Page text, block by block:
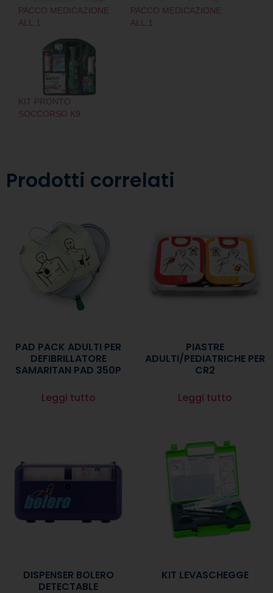
PACCO MEDICAZIONE
ALL.1
PACCO MEDICAZIONE
ALL.1
KIT PRONTO
SOCCORSO K9
Prodotti correlati
PAD PACK ADULTI PER
DEFIBRILLATORE
SAMARITAN PAD 350P
Leggi tutto
PIASTRE
ADULTI/PEDIATRICHE PER
CR2
Leggi tutto
DISPENSER BOLERO
DETECTABLE
KIT LEVASCHEGGE